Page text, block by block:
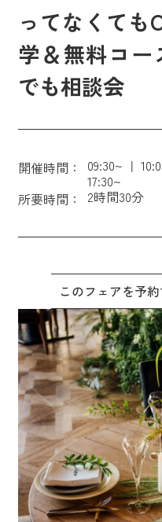
ってなくても
学＆無料コ
でも相談会
開催時間： 09:30~
17:30~
所要時間：
2時間30分
このフェアを予約